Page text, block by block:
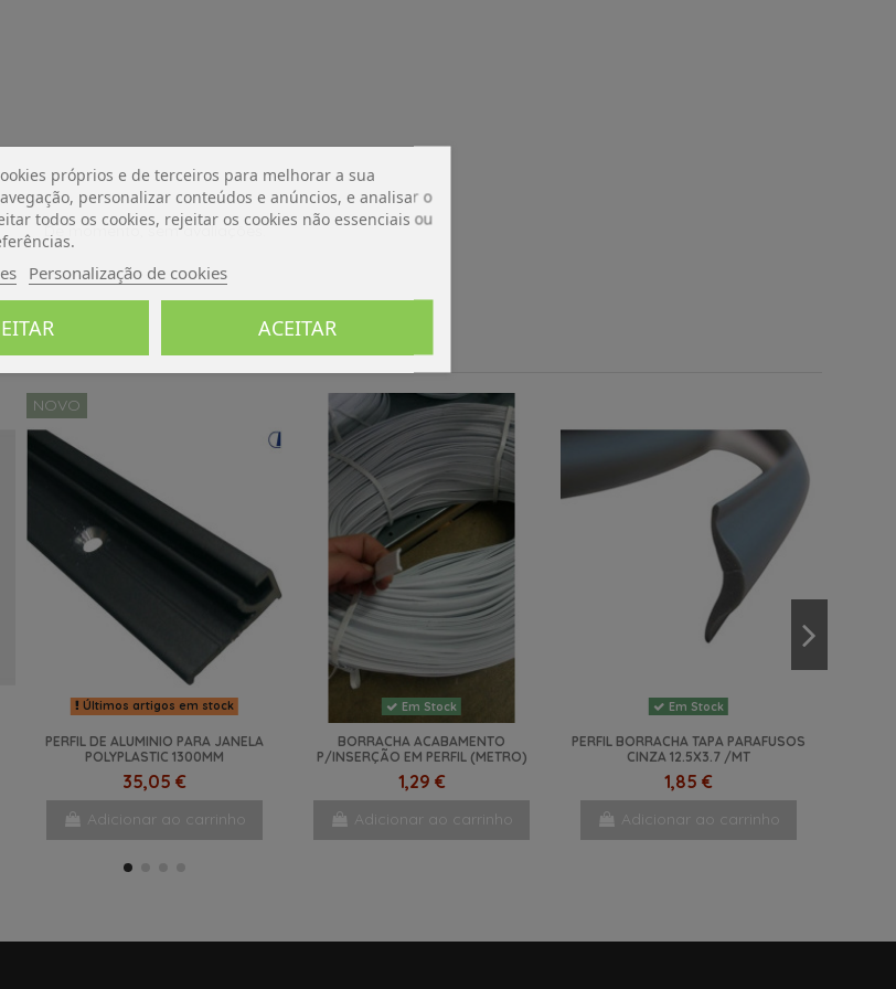
De momento, sem avaliações.
NOVO
Últimos artigos em stock
PERFIL DE ALUMINIO PARA JANELA
POLYPLASTIC 1300MM
35,05 €
Adicionar ao carrinho
Em Stock
BORRACHA ACABAMENTO
P/INSERÇÃO EM PERFIL (METRO)
1,29 €
Adicionar ao carrinho
Em Stock
PERFIL BORRACHA TAPA PARAFUSOS
CINZA 12.5X3.7 /MT
1,85 €
Adicionar ao carrinho
próprios e de terceiros para melhorar a sua
personalizar conteúdos e anúncios, e analisar o
todos os cookies, rejeitar os cookies não essenciais ou
Personalização de cookies
ACEITAR